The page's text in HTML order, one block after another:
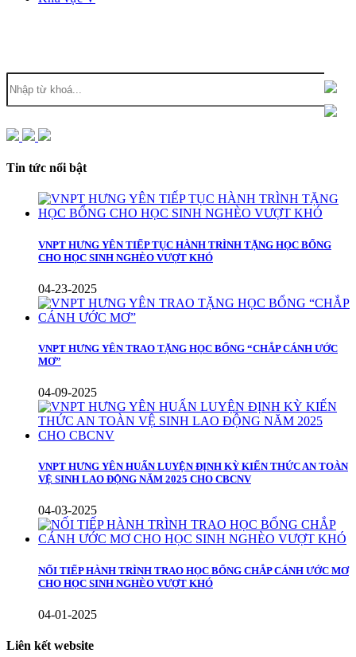
Tin tức nổi bật
VNPT HƯNG YÊN TIẾP TỤC HÀNH TRÌNH TẶNG HỌC BỔNG
CHO HỌC SINH NGHÈO VƯỢT KHÓ
04-23-2025
VNPT HƯNG YÊN TRAO TẶNG HỌC BỔNG “CHẮP CÁNH ƯỚC
MƠ”
04-09-2025
VNPT HƯNG YÊN HUẤN LUYỆN ĐỊNH KỲ KIẾN THỨC AN TOÀN
VỆ SINH LAO ĐỘNG NĂM 2025 CHO CBCNV
04-03-2025
NỐI TIẾP HÀNH TRÌNH TRAO HỌC BỔNG CHẮP CÁNH ƯỚC MƠ
CHO HỌC SINH NGHÈO VƯỢT KHÓ
04-01-2025
Liên kết website